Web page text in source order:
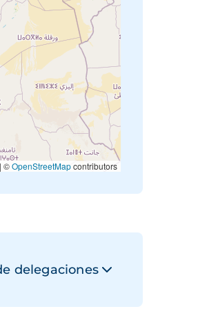
| ©OpenStreetMapcontributors
delegaciones